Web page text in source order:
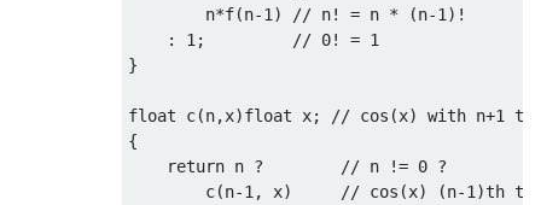
        n
*f(n-1 )
// n! = n * (n-1)!
:
1 ;
// 0! = 1
}
float c(n,x)float x;
// cos(x) with n+1
{
return n ?
// n != 0 ?
        c
(n-1 , x)
// cos(x) (n-1)th